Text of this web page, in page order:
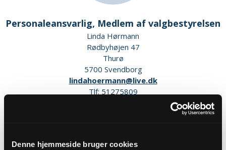
Denne hjemmeside bruger cookies
Personaleansvarlig, Medlem af valgbestyrelsen
Linda Hørmann
Rødbyhøjen 47
Thurø
5700 Svendborg
lindahoermann@live.dk
Tlf: 51275809